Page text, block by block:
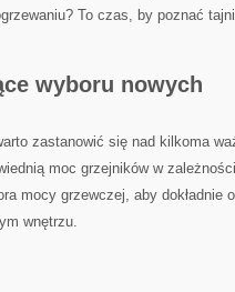
To czas, by poznać
wyboru nowych
​zastanowić się nad kilkoma
moc grzejników w
mocy‌ grzewczej, aby dokładnie
wnętrzu.